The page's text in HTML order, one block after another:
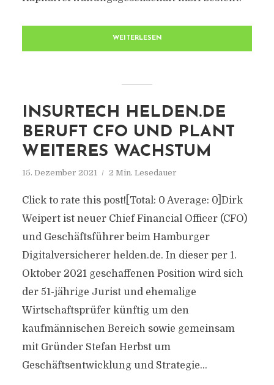
WEITERLESEN
INSURTECH HELDEN.DE
BERUFT CFO UND PLANT
WEITERES WACHSTUM
15. Dezember 2021 2 Min. Lesedauer
Click to rate this post![Total: 0 Average: 0]Dirk
Weipert ist neuer Chief Financial Officer (CFO)
und Geschäftsführer beim Hamburger
Digitalversicherer helden.de. In dieser per 1.
Oktober 2021 geschaffenen Position wird sich
der 51-jährige Jurist und ehemalige
Wirtschaftsprüfer künftig um den
kaufmännischen Bereich sowie gemeinsam
mit Gründer Stefan Herbst um
Geschäftsentwicklung und Strategie...